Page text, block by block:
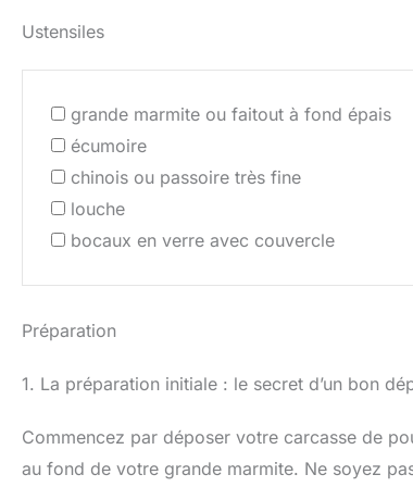
Ustensiles
grande marmite ou faitout à fond épais
écumoire
chinois ou passoire très fine
louche
bocaux en verre avec couvercle
Préparation
1. La préparation initiale : le secret d’un bon
Commencez par déposer votre carcasse de
au fond de votre grande marmite. Ne soyez